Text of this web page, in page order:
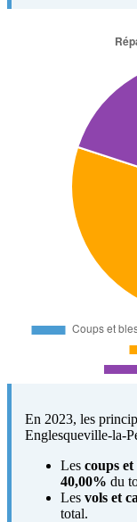
En 2023, les
Englesqueville-la-
Les coups
40,00% du
Les vols et
total.